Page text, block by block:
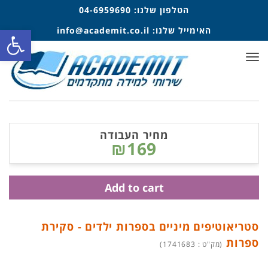
הטלפון שלנו: 04-6959690
האימייל שלנו: info@academit.co.il
תפריט
סטריאוטיפים מיניים בספרות ילדים - סקירת
ספרות (מק"ט : 1741683)
מחיר העבודה
₪169
Add to cart
פתח